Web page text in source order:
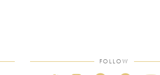
FOLLOW